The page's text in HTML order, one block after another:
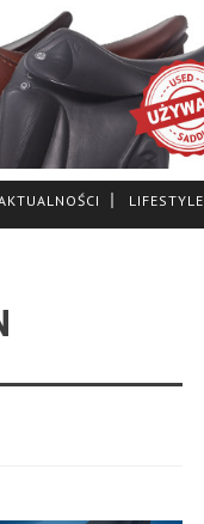
LIFESTYLE